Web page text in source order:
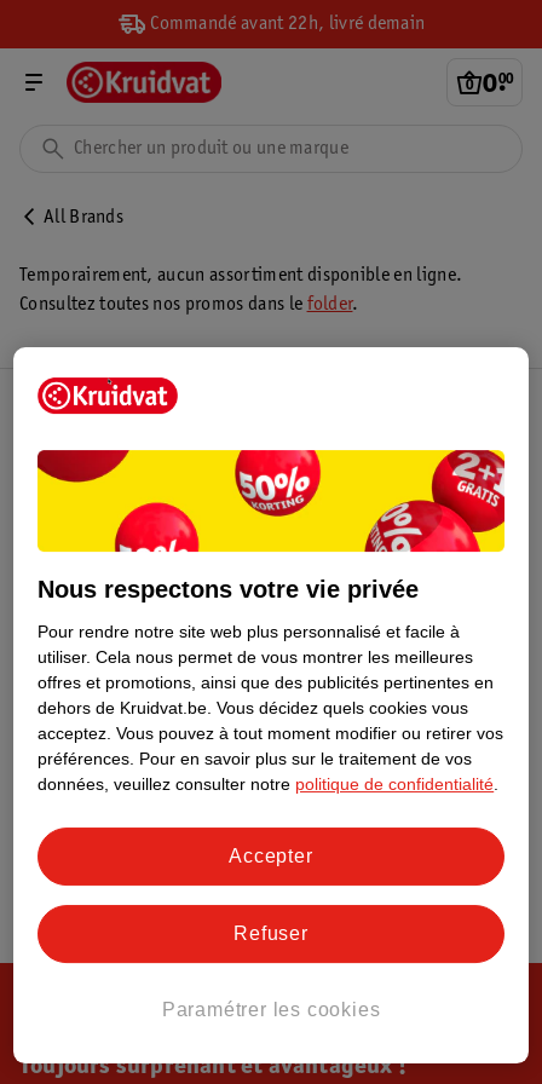
Commandé avant 22h, livré demain
0.
00
All Brands
Temporairement, aucun assortiment disponible en ligne.
Consultez toutes nos promos dans le folder.
Toujours surprenant et avantageux !
Nous respectons votre vie privée
Pour rendre notre site web plus personnalisé et facile à
utiliser. Cela nous permet de vous montrer les meilleures
offres et promotions, ainsi que des publicités pertinentes en
dehors de Kruidvat.be. Vous décidez quels cookies vous
acceptez. Vous pouvez à tout moment modifier ou retirer vos
préférences. Pour en savoir plus sur le traitement de vos
données, veuillez consulter notre politique de confidentialité
Paramétrer les cookies
Refuser
Accepter